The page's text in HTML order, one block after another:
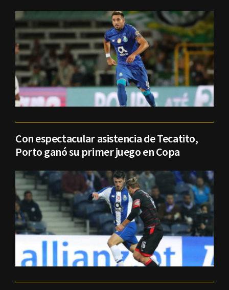
Con espectacular asistencia de Tecatito,
Porto ganó su primer juego en Copa